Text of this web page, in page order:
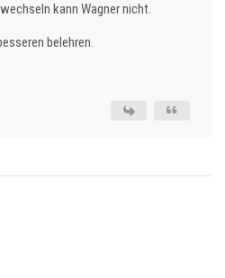
kann Wagner nicht.
belehren.